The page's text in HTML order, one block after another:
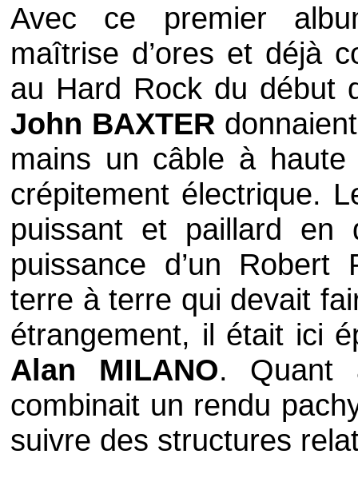
Avec ce premier
maîtrise d’ores et déjà
au Hard Rock du début
John BAXTER
mains un câble à
crépitement électrique.
puissant et paillard
puissance d’un Robert
terre à terre qui devait
étrangement, il était ici
Alan MILANO. Quant
combinait un rendu
suivre des structures